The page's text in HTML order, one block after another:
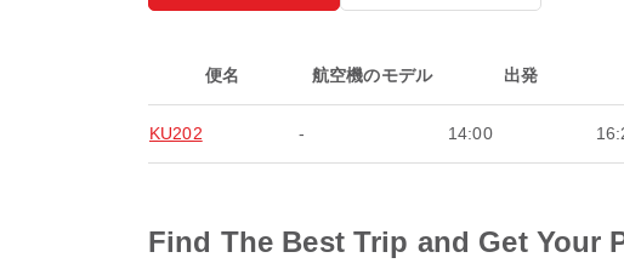
便名 航空機のモデル 出発
KU202 - 14:00
Find The Best Trip and Get Your